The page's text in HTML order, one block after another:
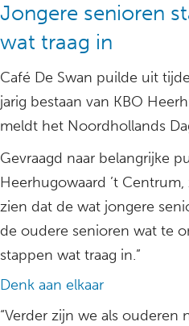
Jongere senioren
wat traag in
Café De Swan puilde uit
jarig bestaan van KBO
meldt het Noordhollands
Gevraagd naar belangrijke
Heerhugowaard ’t
zien dat de wat jongere
de oudere senioren wat te
stappen wat traag in.”
Denk aan elkaar
“Verder zijn we als ouderen